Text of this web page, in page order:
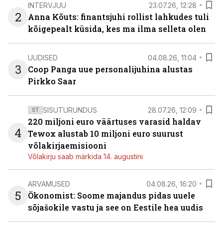
2
INTERVJUU 23.07.26, 12:28
Anna Kõuts: finantsjuhi rollist lahkudes tuli
kõigepealt küsida, kes ma ilma selleta olen
3
UUDISED 04.08.26, 11:04
Coop Panga uue personalijuhina alustas
Pirkko Saar
4
ST SISUTURUNDUS 28.07.26, 12:09
220 miljoni euro väärtuses varasid haldav
Tewox alustab 10 miljoni euro suurust
võlakirjaemisiooni
Võlakirju saab märkida 14. augustini
5
ARVAMUSED 04.08.26, 16:20
Ökonomist: Soome majandus pidas uuele
sõjašokile vastu ja see on Eestile hea uudis